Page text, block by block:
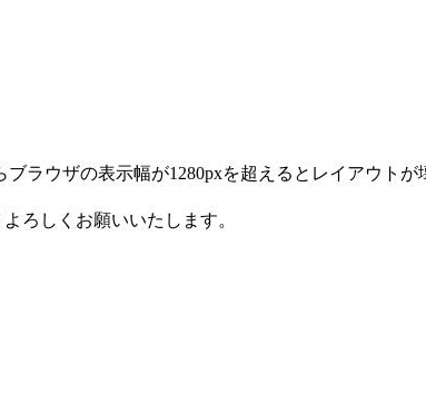
ラウザの表示幅が1280pxを超えるとレイアウト
ろしくお願いいたします。